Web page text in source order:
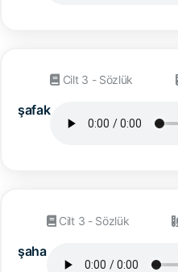
şafak
Cilt 3 - Sözlük
şaha
Cilt 3 - Sözlük